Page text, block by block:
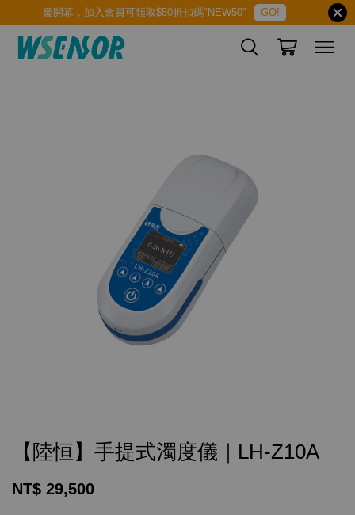
慶開幕，加入會員可領取$50折扣碼"NEW50" GO!
【陸恒】手提式濁度儀｜LH-Z10A
NT$ 29,500